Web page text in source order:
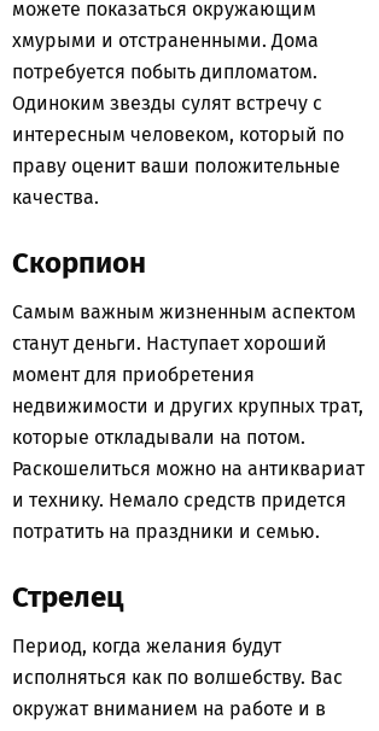
можете показаться окружающим
хмурыми и отстраненными. Дома
потребуется побыть дипломатом.
Одиноким звезды сулят встречу с
интересным человеком, который по
праву оценит ваши положительные
качества.
Скорпион
Самым важным жизненным аспектом
станут деньги. Наступает хороший
момент для приобретения
недвижимости и других крупных трат,
которые откладывали на потом.
Раскошелиться можно на антиквариат
и технику. Немало средств придется
потратить на праздники и семью.
Стрелец
Период, когда желания будут
исполняться как по волшебству. Вас
окружат вниманием на работе и в